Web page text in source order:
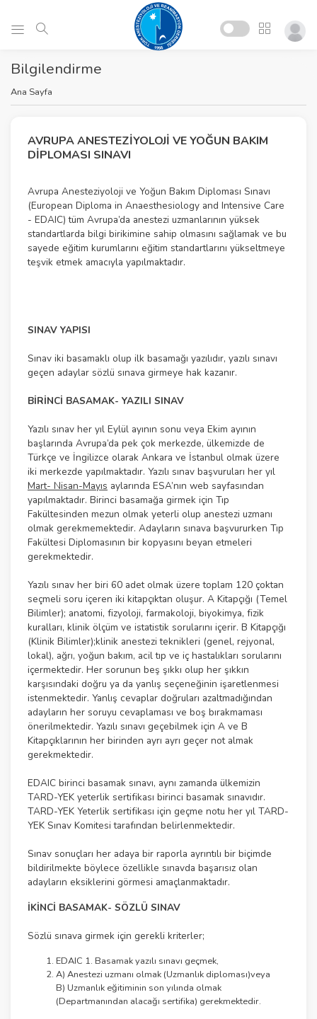
Bilgilendirme
Ana Sayfa
AVRUPA ANESTEZIYOLOJI VE YOĞUN BAKIM
DIPLOMASI SINAVI
Avrupa Anesteziyoloji ve Yoğun Bakım Diploması Sınavı
(European Diploma in Anaesthesiology and Intensive Care
- EDAIC) tüm Avrupa’da anestezi uzmanlarının yüksek
standartlarda bilgi birikimine sahip olmasını sağlamak ve bu
sayede eğitim kurumlarını eğitim standartlarını yükseltmeye
teşvik etmek amacıyla yapılmaktadır.
SINAV YAPISI
Sınav iki basamaklı olup ilk basamağı yazılıdır, yazılı sınavı
geçen adaylar sözlü sınava girmeye hak kazanır.
BİRİNCİ BASAMAK- YAZILI SINAV
Yazılı sınav her yıl Eylül ayının sonu veya Ekim ayının
başlarında Avrupa’da pek çok merkezde, ülkemizde de
Türkçe ve İngilizce olarak Ankara ve İstanbul olmak üzere
iki merkezde yapılmaktadır. Yazılı sınav başvuruları her yıl
Mart- Nisan-Mayıs aylarında ESA’nın web sayfasından
yapılmaktadır. Birinci basamağa girmek için Tıp
Fakültesinden mezun olmak yeterli olup anestezi uzmanı
olmak gerekmemektedir. Adayların sınava başvururken Tıp
Fakültesi Diplomasının bir kopyasını beyan etmeleri
gerekmektedir.
Yazılı sınav her biri 60 adet olmak üzere toplam 120 çoktan
seçmeli soru içeren iki kitapçıktan oluşur. A Kitapçığı (Temel
Bilimler); anatomi, fizyoloji, farmakoloji, biyokimya, fizik
kuralları, klinik ölçüm ve istatistik sorularını içerir. B Kitapçığı
(Klinik Bilimler);klinik anestezi teknikleri (genel, rejyonal,
lokal), ağrı, yoğun bakım, acil tıp ve iç hastalıkları sorularını
içermektedir. Her sorunun beş şıkkı olup her şıkkın
karşısındaki doğru ya da yanlış seçeneğinin işaretlenmesi
istenmektedir. Yanlış cevaplar doğruları azaltmadığından
adayların her soruyu cevaplaması ve boş bırakmaması
önerilmektedir. Yazılı sınavı geçebilmek için A ve B
Kitapçıklarının her birinden ayrı ayrı geçer not almak
gerekmektedir.
EDAIC birinci basamak sınavı, aynı zamanda ülkemizin
TARD-YEK yeterlik sertifikası birinci basamak sınavıdır.
TARD-YEK Yeterlik sertifikası için geçme notu her yıl TARD-
YEK Sınav Komitesi tarafından belirlenmektedir.
Sınav sonuçları her adaya bir raporla ayrıntılı bir biçimde
bildirilmekte böylece özellikle sınavda başarısız olan
adayların eksiklerini görmesi amaçlanmaktadır.
İKİNCİ BASAMAK- SÖZLÜ SINAV
Sözlü sınava girmek için gerekli kriterler;
EDAIC 1. Basamak yazılı sınavı geçmek,
A) Anestezi uzmanı olmak (Uzmanlık diploması)veya
B) Uzmanlık eğitiminin son yılında olmak
(Departmanından alacağı sertifika) gerekmektedir.